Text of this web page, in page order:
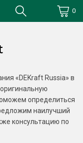
0
«DEKraft Russia» в
определиться
наилучший
консультацию по